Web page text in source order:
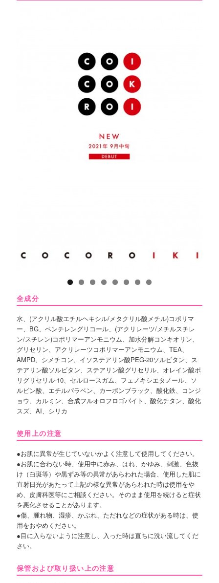
全成分
水、(アクリル酸エチルヘキシル/メタクリル酸メチル)コポリマ
ー、BG、ペンチレングリコール、(アクリレーツ/メチルスチレ
ン/スチレン)コポリマーアンモニウム、加水分解コンキオリン、
グリセリン、アクリレーツコポリマーアンモニウム、TEA、
AMPD、シメチコン、イソステアリン酸PEG-20ソルビタン、ス
テアリン酸ソルビタン、ステアリン酸グリセリル、オレイン酸ポ
リグリセリル-10、セルロースガム、フェノキシエタノール、ソ
ルビン酸、エチルパラベン、カーボンブラック、酸化鉄、コンジ
ョウ、カルミン、合成フルオロフロゴパイト、酸化チタン、酸化
スズ、AI、シリカ
使用上の注意
●お肌に異常が生じていないかよく注意して使用してください。
●お肌に合わない時、使用中に赤み、はれ、かゆみ、刺激、色抜
け（白斑等）や黒ずみ等の異常があらわれた場合、使用した肌に
直射日光があたって上記の様な異常があらわれた時は使用をや
め、皮膚科医等にご相談ください。そのまま使用を続けると症状
を悪化させることがあります。
●傷、腫れ物、湿疹、かぶれ、ただれなどの症状がある時は、使
用をおやめください。
●目に入らないように注意し、入った時は直ちに洗い流してくだ
さい。
保管および取り扱い上の注意